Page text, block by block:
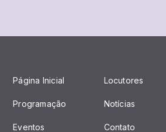
Página Inicial
Programação
Eventos
Locutores
Notícias
Contato